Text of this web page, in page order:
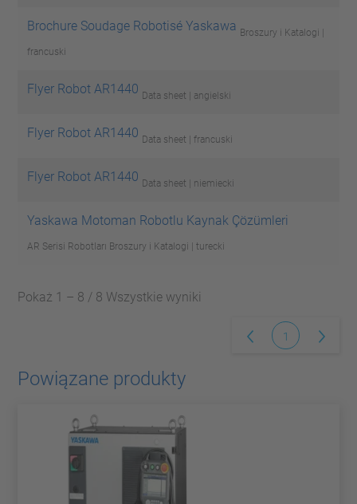
Brochure Soudage Robotisé Yaskawa Broszury i Katalogi |
francuski
Flyer Robot AR1440 Data sheet | angielski
Flyer Robot AR1440 Data sheet | francuski
Flyer Robot AR1440 Data sheet | niemiecki
Yaskawa Motoman Robotlu Kaynak Çözümleri
AR Serisi Robotları Broszury i Katalogi | turecki
Pokaż 1 – 8 / 8 Wszystkie wyniki
1
Powiązane produkty